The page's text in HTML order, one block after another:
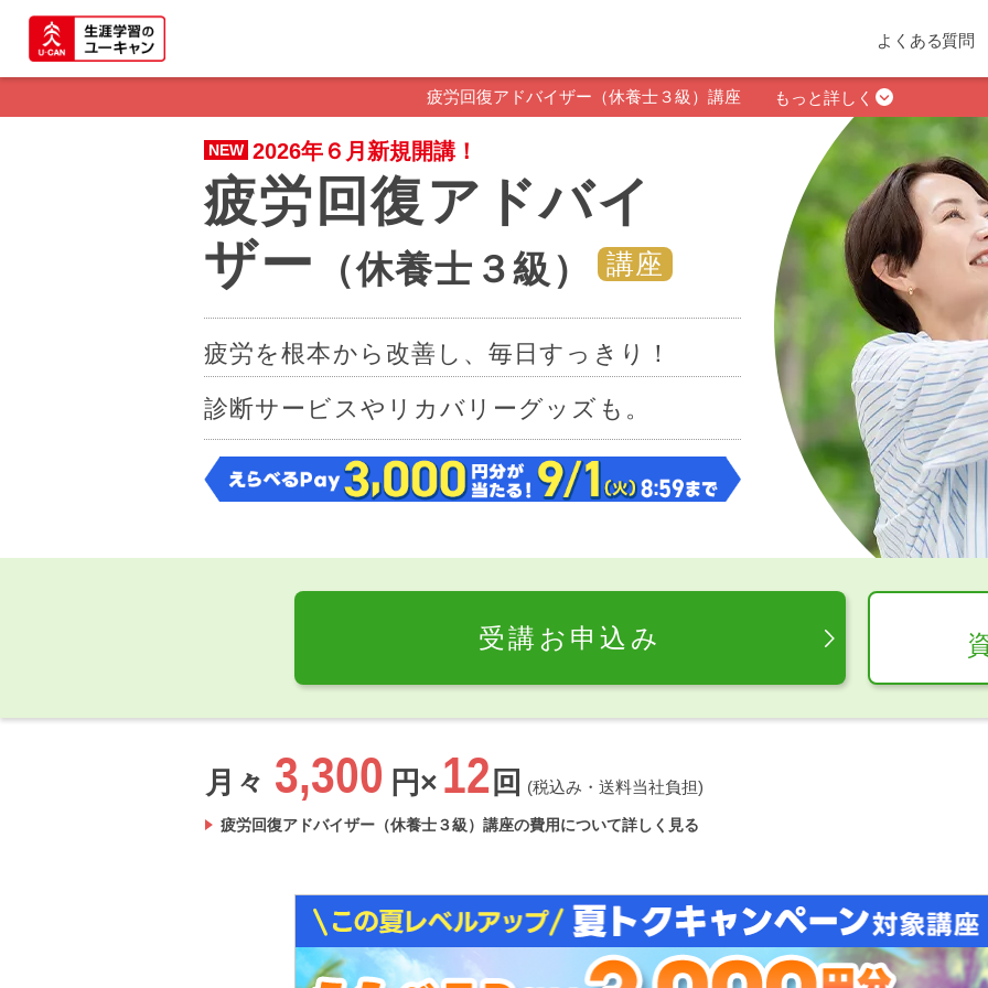
よくある質問
疲労回復アドバイザー（休養士３級）講座 もっと詳しく
NEW 2026年６月新規開講！
疲労回復アドバイ
ザー
（休養士３級） 講座
疲労を根本から改善し、毎日すっきり！
診断サービスやリカバリーグッズも。
受講お申込み
月々 3,300 円× 12 回 (税込み・送料当社負担)
疲労回復アドバイザー（休養士３級）講座の費用について詳しく見る